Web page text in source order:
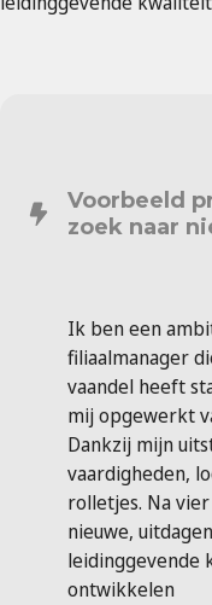
Voorbeeld
zoek naar
Ik ben een
filiaalmanager
vaandel heeft
mij opgewerkt
Dankzij mijn
vaardigheden,
rolletjes. Na
nieuwe,
leidinggevende
ontwikkelen